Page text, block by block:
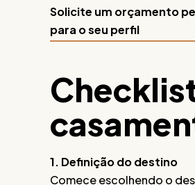
Solicite um orçamento
para o seu perfil
1. Definição do destino
Comece escolhendo o